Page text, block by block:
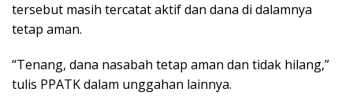
tersebut masih tercatat aktif dan dana di dalamnya
tetap aman.
“Tenang, dana nasabah tetap aman dan tidak hilang,”
tulis PPATK dalam unggahan lainnya.